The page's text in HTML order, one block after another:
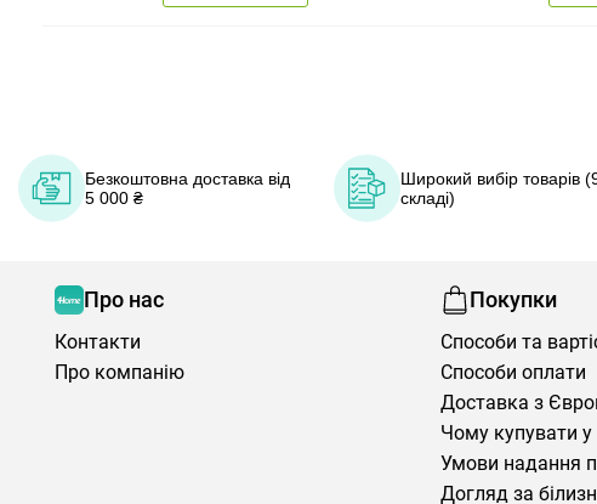
Безкоштовна доставка від
5 000 ₴
Широкий вибір товарів
складі)
Про нас
Контакти
Про компанію
Покупки
Способи та
Способи оплати
Доставка з
Чому купувати у
Умови надання
Догляд за